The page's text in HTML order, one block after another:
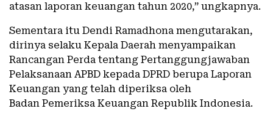
atasan laporan keuangan tahun 2020,” ungkapnya.
Sementara itu Dendi Ramadhona mengutarakan,
dirinya selaku Kepala Daerah menyampaikan
Rancangan Perda tentang Pertanggungjawaban
Pelaksanaan APBD kepada DPRD berupa Laporan
Keuangan yang telah diperiksa oleh
Badan Pemeriksa Keuangan Republik Indonesia.